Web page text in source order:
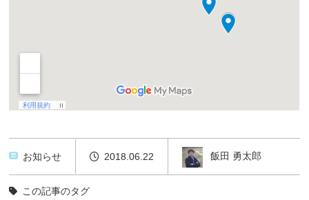
お知らせ 2018.06.22 飯田 勇太郎
この記事のタグ